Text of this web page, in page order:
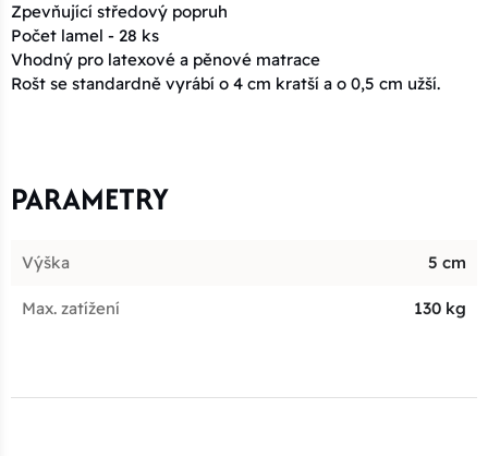
Zpevňující středový popruh
Počet lamel - 28 ks
Vhodný pro latexové a pěnové matrace
Rošt se standardně vyrábí o 4 cm kratší a o 0,5 cm užší.
PARAMETRY
Výška 5 cm
Max. zatížení 130 kg